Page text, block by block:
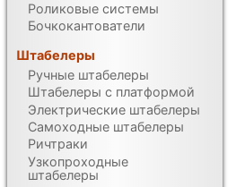
Роликовые системы
Бочкокантователи
Штабелеры
Ручные штабелеры
Штабелеры с платформой
Электрические штабелеры
Самоходные штабелеры
Ричтраки
Узкопроходные
штабелеры